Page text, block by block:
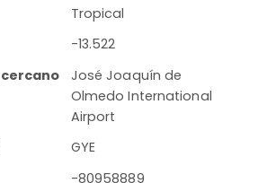
Tropical
-13.522
José Joaquín de
Olmedo International
Airport
GYE
-80958889